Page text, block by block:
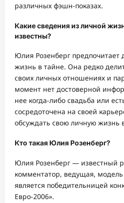
различных фэшн-показах.
Какие сведения из личной
известны?
Юлия Розенберг
жизнь в тайне. Она редко
своих личных отношениях и
момент нет достоверной
нее когда-либо свадьба или
сосредоточена на своей
обсуждать свою личную жизнь
Кто такая Юлия Розенберг?
Юлия Розенберг — известный
комментатор, ведущая,
является победительницей
Евро-2006».